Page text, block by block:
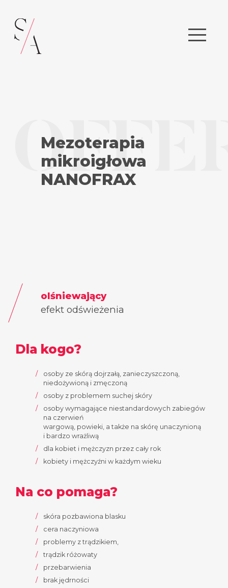
Mezoterapia
mikroigłowa
NANOFRAX
olśniewający
efekt odświeżenia
Dla kogo?
osoby ze skórą dojrzałą, zanieczyszczoną,
niedożywioną i zmęczoną
osoby z problemem suchej skóry
osoby wymagające niestandardowych zabiegów
na czerwień
wargową, powieki, a także na skórę unaczynioną
i bardzo wrażliwą
dla kobiet i mężczyzn przez cały rok
kobiety i mężczyźni w każdym wieku
Na co pomaga?
skóra pozbawiona blasku
cera naczyniowa
problemy z trądzikiem,
trądzik różowaty
przebarwienia
brak jędrności